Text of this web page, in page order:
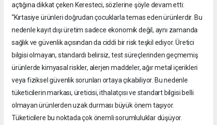
açtığına dikkat çeken Keresteci, sözlerine şöyle devam etti:
“Kırtasiye ürünleri doğrudan çocuklarla temas eden ürünlerdir. Bu
nedenle kayıt dışı üretim sadece ekonomik değil, aynı zamanda
sağlık ve güvenlik açısından da ciddi bir risk teşkil ediyor. Üretici
bilgisi olmayan, standardı belirsiz, test süreçlerinden geçmemiş
ürünlerde kimyasal riskler, alerjen maddeler, ağır metal içerikleri
veya fiziksel güvenlik sorunları ortaya çıkabiliyor. Bu nedenle
tüketicilerin markası, üreticisi, ithalatçısı ve standart bilgisi belli
olmayan ürünlerden uzak durması büyük önem taşıyor.
Tüketicilere bu noktada çok önemli sorumluluklar düşüyor.